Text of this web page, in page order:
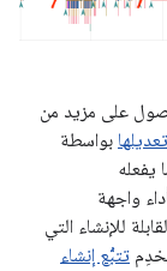
على مزيد من
تعديلها بواسطة
واجهة
للإنشاء التي
تتبُّع إنشاء